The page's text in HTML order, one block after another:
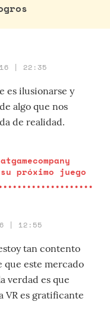
| 22:35
es ilusionarse y
algo que nos
de realidad.
próximo juego
| 12:55
tan contento
que este mercado
verdad es que
VR es gratificante